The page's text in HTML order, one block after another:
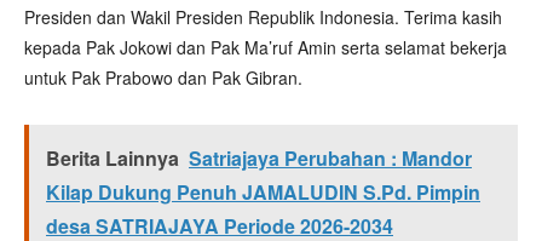
Presiden dan Wakil Presiden Republik Indonesia. Terima kasih
kepada Pak Jokowi dan Pak Ma’ruf Amin serta selamat bekerja
untuk Pak Prabowo dan Pak Gibran.
Berita Lainnya Satriajaya Perubahan : Mandor
Kilap Dukung Penuh JAMALUDIN S.Pd. Pimpin
desa SATRIAJAYA Periode 2026-2034